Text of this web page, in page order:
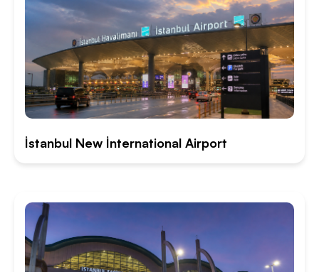
İstanbul New İnternational Airport